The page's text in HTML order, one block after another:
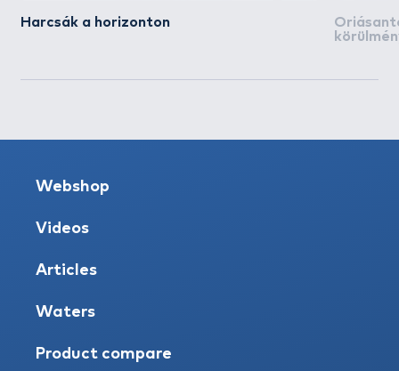
Harcsák a horizonton
Webshop
Videos
Articles
Waters
Product compare